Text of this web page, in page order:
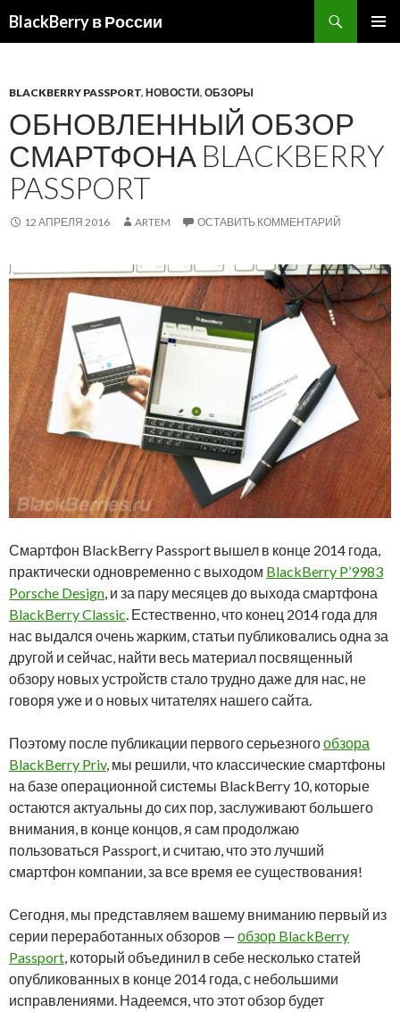
BlackBerry в России
BLACKBERRY PASSPORT, НОВОСТИ, ОБЗОРЫ
ОБНОВЛЕННЫЙ ОБЗОР
СМАРТФОНА BLACKBERRY
PASSPORT
12 АПРЕЛЯ 2016 ARTEM ОСТАВИТЬ КОММЕНТАРИЙ
Смартфон BlackBerry Passport вышел в конце 2014 года,
практически одновременно с выходом BlackBerry P’9983
Porsche Design, и за пару месяцев до выхода смартфона
BlackBerry Classic. Естественно, что конец 2014 года для
нас выдался очень жарким, статьи публиковались одна за
другой и сейчас, найти весь материал посвященный
обзору новых устройств стало трудно даже для нас, не
говоря уже и о новых читателях нашего сайта.
Поэтому после публикации первого серьезногообзора
BlackBerry Priv, мы решили, что классические смартфоны
на базе операционной системы BlackBerry 10, которые
остаются актуальны до сих пор, заслуживают большего
внимания, в конце концов, я сам продолжаю
пользоваться Passport, и считаю, что это лучший
смартфон компании, за все время ее существования!
Сегодня, мы представляем вашему вниманию первый из
серии переработанных обзоров — обзор BlackBerry
Passport, который объединил в себе несколько статей
опубликованных в конце 2014 года, с небольшими
исправлениями. Надеемся, что этот обзор будет